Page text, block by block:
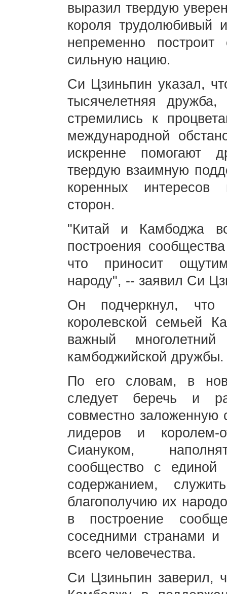
выразил твердую
короля трудолюбивый
непременно
сильную нацию.
Си Цзиньпин указал,
тысячелетняя
стремились к
международной
искренне помогают
твердую взаимную
коренных интересов
сторон.
"Китай и Камбоджа
построения
что приносит
народу", -- заявил Си
Он подчеркнул,
королевской семьей
важный
камбоджийской дружбы.
По его словам, в
следует беречь и
совместно заложенную
лидеров и королем-
Сиануком,
сообщество с
содержанием,
благополучию их
в построение
соседними странами и
всего человечества.
Си Цзиньпин заверил,